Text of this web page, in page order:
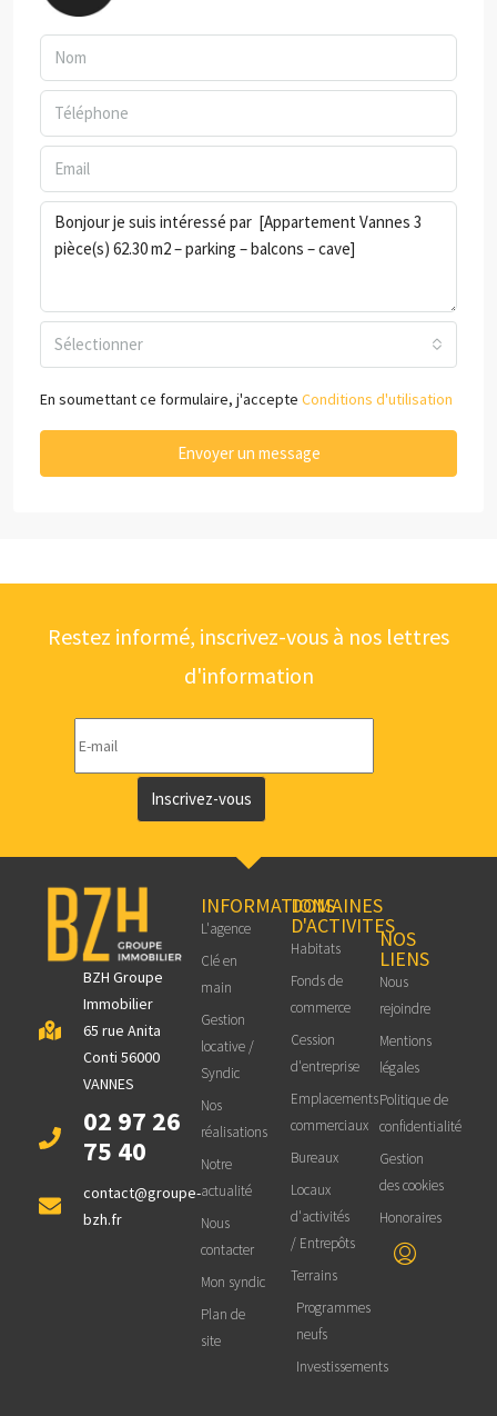
Sélectionner
En soumettant ce formulaire, j'accepte Conditions d'utilisation
Envoyer un message
Restez informé, inscrivez-vous à nos lettres
d'information
Inscrivez-vous
BZH Groupe
Immobilier
65 rue Anita
Conti 56000
VANNES
02 97 26
75 40
contact@groupe-
bzh.fr
INFORMATIONS
L'agence
Clé en
main
Gestion
locative /
Syndic
Nos
réalisations
Notre
actualité
Nous
contacter
Mon syndic
Plan de
site
DOMAINES
D'ACTIVITES
Habitats
Fonds de
commerce
Cession
d'entreprise
Emplacements
commerciaux
Bureaux
Locaux
d'activités
/ Entrepôts
Terrains
Programmes
neufs
Investissements
NOS
LIENS
Nous
rejoindre
Mentions
légales
Politique de
confidentialité
Gestion
des cookies
Honoraires